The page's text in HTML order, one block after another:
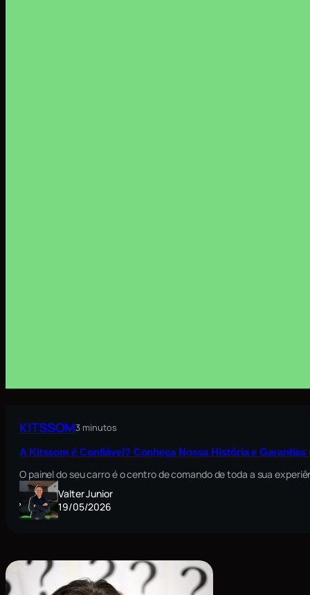
KITSSOM3 minutos
A Kitssom é Confiável? Conheça Nossa História e
O painel do seu carro é o centro de comando de toda a sua
Valter Junior
19/05/2026